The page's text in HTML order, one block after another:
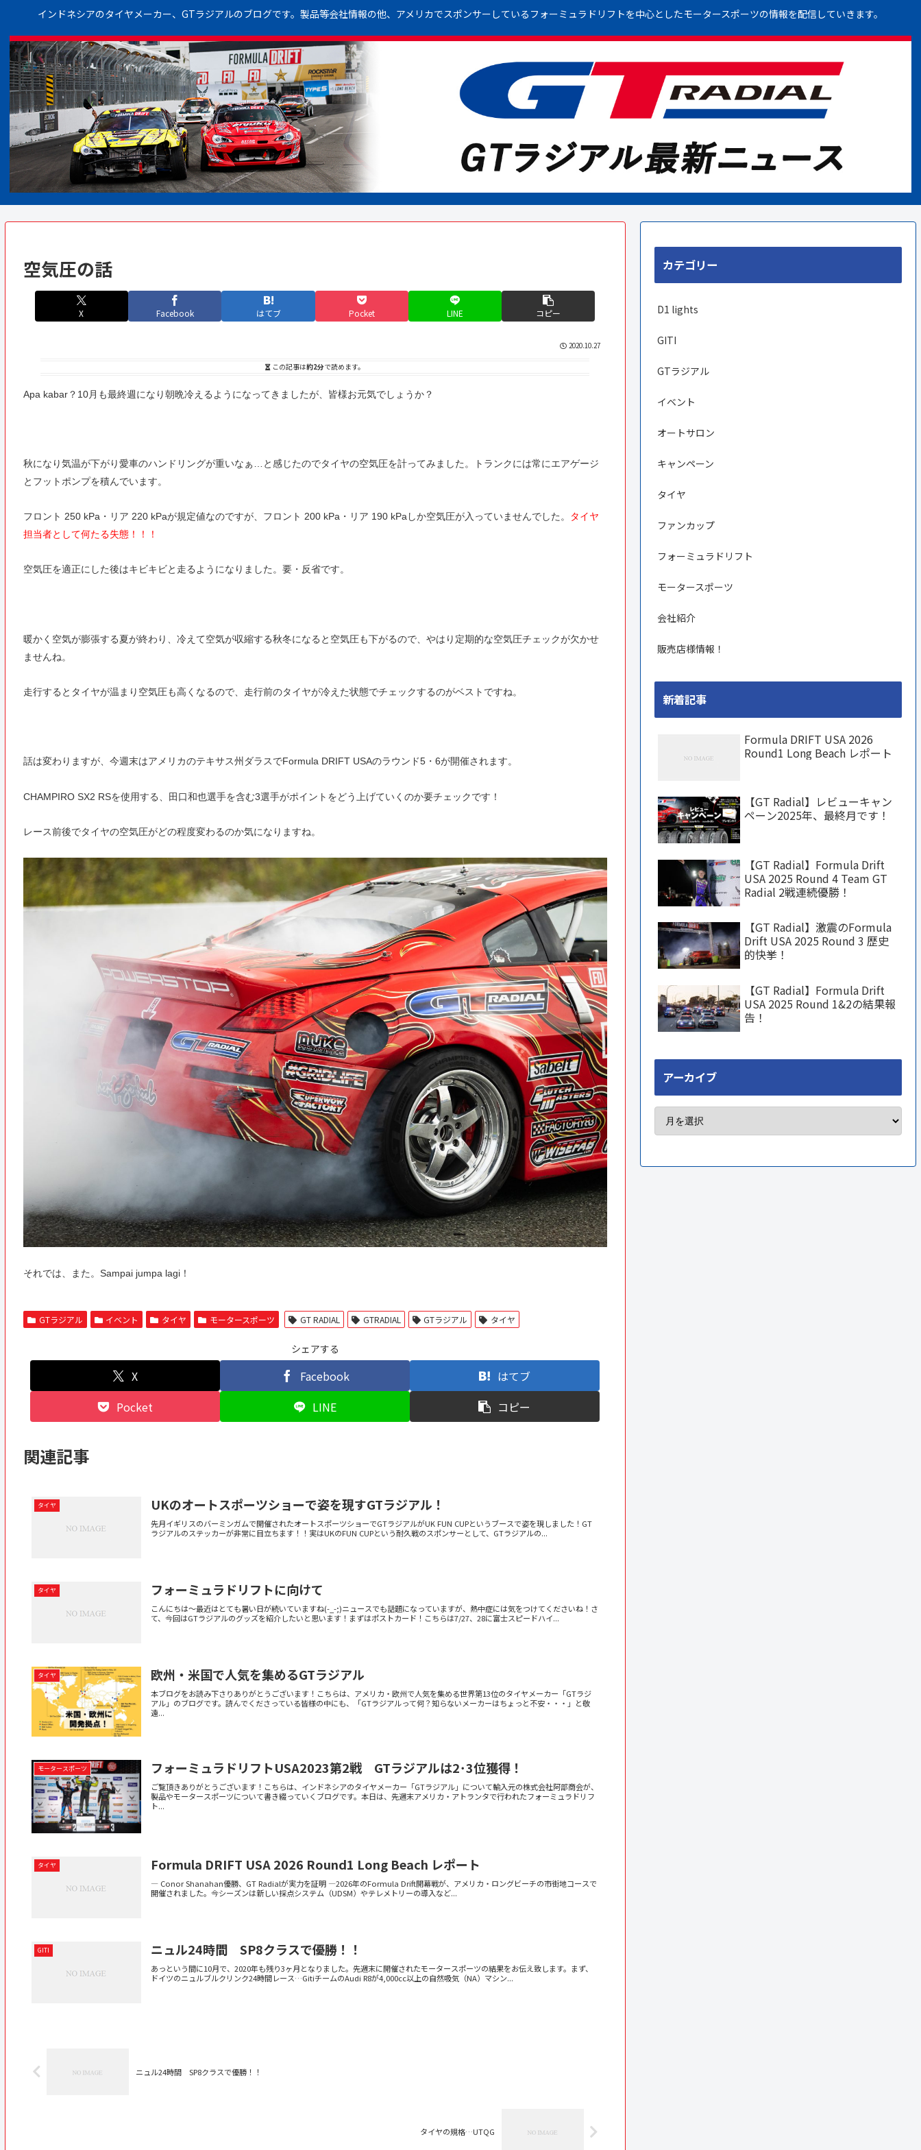
インドネシアのタイヤメーカー、GTラジアルのブログです。製品等会社情報の他、アメリカでスポンサーしているフォーミュラドリフトを中心としたモータースポーツの情報を配信していきます。
空気圧の話
X Facebook はてブ Pocket LINE コピー
2020.10.27
この記事は約2分で読めます。
Apa kabar？10月も最終週になり朝晩冷えるようになってきましたが、皆様お元気でしょうか？
秋になり気温が下がり愛車のハンドリングが重いなぁ…と感じたのでタイヤの空気圧を計ってみました。トランクには常にエアゲージ
とフットポンプを積んでいます。
フロント 250 kPa・リア 220 kPaが規定値なのですが、フロント 200 kPa・リア 190 kPaしか空気圧が入っていませんでした。
タイヤ
担当者として何たる失態！！！
空気圧を適正にした後はキビキビと走るようになりました。要・反省です。
暖かく空気が膨張する夏が終わり、冷えて空気が収縮する秋冬になると空気圧も下がるので、やはり定期的な空気圧チェックが欠かせ
ませんね。
走行するとタイヤが温まり空気圧も高くなるので、走行前のタイヤが冷えた状態でチェックするのがベストですね。
話は変わりますが、今週末はアメリカのテキサス州ダラスでFormula DRIFT USAのラウンド5・6が開催されます。
CHAMPIRO SX2 RSを使用する、田口和也選手を含む3選手がポイントをどう上げていくのか要チェックです！
レース前後でタイヤの空気圧がどの程度変わるのか気になりますね。
それでは、また。Sampai jumpa lagi！
GTラジアル イベント タイヤ モータースポーツ GT RADIAL GTRADIAL GTラジアル タイヤ
シェアする
X Facebook
はてブ
Pocket
LINE コピー
関連記事
タイヤ UKのオートスポーツショーで姿を現すGTラジアル！
先月イギリスのバーミンガムで開催されたオートスポーツショーでGTラジアルがUK FUN CUPというブースで姿を現しました！GT
ラジアルのステッカーが非常に目立ちます！！実はUKのFUN CUPという耐久戦のスポンサーとして、GTラジアルの...
タイヤ フォーミュラドリフトに向けて
こんにちは～最近はとても暑い日が続いていますね(-_-;)ニュースでも話題になっていますが、熱中症には気をつけてくださいね！さ
て、今回はGTラジアルのグッズを紹介したいと思います！まずはポストカード！こちらは7/27、28に富士スピードハイ...
タイヤ 欧州・米国で人気を集めるGTラジアル
本ブログをお読み下さりありがとうございます！こちらは、アメリカ・欧州で人気を集める世界第13位のタイヤメーカー「GTラジ
アル」のブログです。読んでくださっている皆様の中にも、「GTラジアルって何？知らないメーカーはちょっと不安・・・」と敬
遠...
モータースポーツ フォーミュラドリフトUSA2023第2戦 GTラジアルは2･3位獲得！
ご覧頂きありがとうございます！こちらは、インドネシアのタイヤメーカー「GTラジアル」について輸入元の株式会社阿部商会が、
製品やモータースポーツについて書き綴っていくブログです。本日は、先週末アメリカ・アトランタで行われたフォーミュラドリフ
ト...
タイヤ Formula DRIFT USA 2026 Round1 Long Beach レポート
― Conor Shanahan優勝、GT Radialが実力を証明 ―2026年のFormula Drift開幕戦が、アメリカ・ロングビーチの市街地コースで
開催されました。今シーズンは新しい採点システム（UDSM）やテレメトリーの導入など...
GITI ニュル24時間 SP8クラスで優勝！！
あっという間に10月で、2020年も残り3ヶ月となりました。先週末に開催されたモータースポーツの結果をお伝え致します。まず、
ドイツのニュルブルクリンク24時間レース…GitiチームのAudi R8が4,000cc以上の自然吸気（NA）マシン...
ニュル24時間 SP8クラスで優勝！！
タイヤの規格…UTQG
カテゴリー
D1 lights
GITI
GTラジアル
イベント
オートサロン
キャンペーン
タイヤ
ファンカップ
フォーミュラドリフト
モータースポーツ
会社紹介
販売店様情報！
新着記事
Formula DRIFT USA 2026
Round1 Long Beach レポート
【GT Radial】レビューキャン
ペーン2025年、最終月です！
【GT Radial】Formula Drift
USA 2025 Round 4 Team GT
Radial 2戦連続優勝！
【GT Radial】激震のFormula
Drift USA 2025 Round 3 歴史
的快挙！
【GT Radial】Formula Drift
USA 2025 Round 1&2の結果報
告！
アーカイブ